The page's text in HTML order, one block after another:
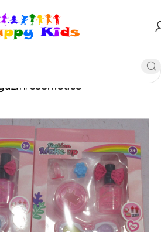
cosmetice